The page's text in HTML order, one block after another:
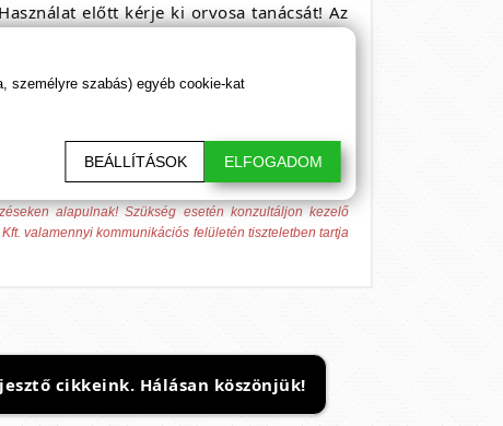
előtt kérje ki orvosa tanácsát! Az
megelőzésére. A megadott hatások egyénenként
alapulnak! Szükség esetén konzultáljon kezelő
valamennyi kommunikációs felületén tiszteletben tartja
cikkeink. Hálásan köszönjük!
személyre szabás) egyéb cookie-kat
BEÁLLÍTÁSOK ELFOGADOM